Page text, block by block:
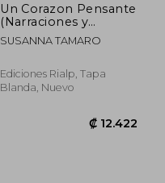
₡
Un Corazon Pensante
(Narraciones y
Novelas)
SUSANNA TAMARO
Ediciones Rialp, Tapa
Blanda, Nuevo